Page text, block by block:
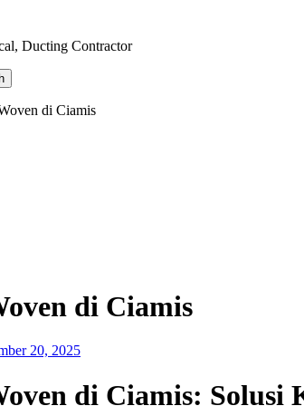
Ducting Contractor
di Ciamis
di Ciamis
20, 2025
di Ciamis: